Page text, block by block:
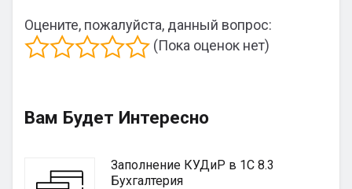
Оцените, пожалуйста, данный вопрос:
(Пока оценок нет)
Вам Будет Интересно
Заполнение КУДиР в 1С 8.3
Бухгалтерия